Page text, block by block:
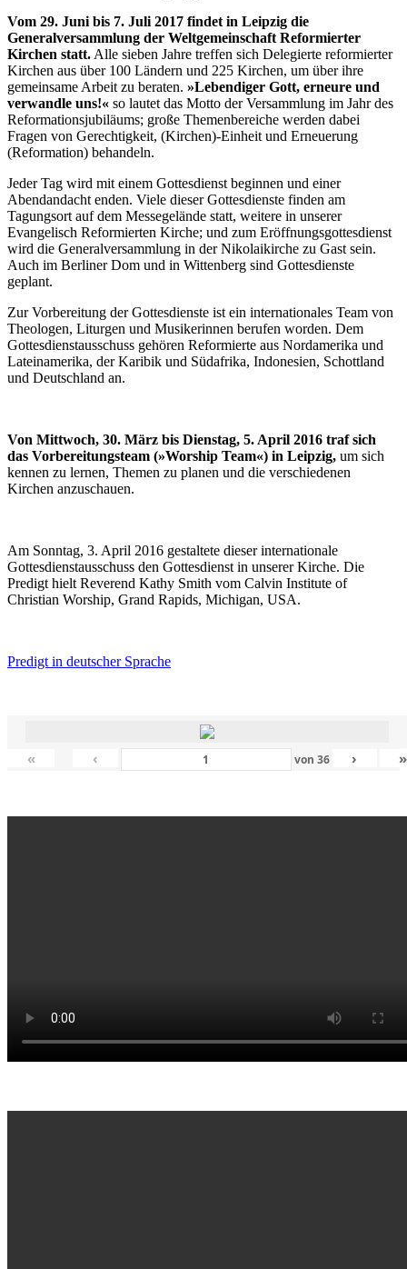
Vom 29. Juni bis 7. Juli 2017 findet in Leipzig die
Generalversammlung der Weltgemeinschaft Reformierter
Kirchen statt.Alle sieben Jahre treffen sich Delegierte reformierter
Kirchen aus über 100 Ländern und 225 Kirchen, um über ihre
gemeinsame Arbeit zu beraten. »Lebendiger Gott, erneure und
verwandle uns!« so lautet das Motto der Versammlung im Jahr des
Reformationsjubiläums; große Themenbereiche werden dabei
Fragen von Gerechtigkeit, (Kirchen)-Einheit und Erneuerung
(Reformation) behandeln.
Jeder Tag wird mit einem Gottesdienst beginnen und einer
Abendandacht enden. Viele dieser Gottesdienste finden am
Tagungsort auf dem Messegelände statt, weitere in unserer
Evangelisch Reformierten Kirche; und zum Eröffnungsgottesdienst
wird die Generalversammlung in der Nikolaikirche zu Gast sein.
Auch im Berliner Dom und in Wittenberg sind Gottesdienste
geplant.
Zur Vorbereitung der Gottesdienste ist ein internationales Team von
Theologen, Liturgen und Musikerinnen berufen worden. Dem
Gottesdienstausschuss gehören Reformierte aus Nordamerika und
Lateinamerika, der Karibik und Südafrika, Indonesien, Schottland
und Deutschland an.
Von Mittwoch, 30. März bis Dienstag, 5. April 2016 traf sich
das Vorbereitungsteam (»Worship Team«) in Leipzig, um sich
kennen zu lernen, Themen zu planen und die verschiedenen
Kirchen anzuschauen.
Am Sonntag, 3. April 2016 gestaltete dieser internationale
Gottesdienstausschuss den Gottesdienst in unserer Kirche. Die
Predigt hielt Reverend Kathy Smith vom Calvin Institute of
Christian Worship, Grand Rapids, Michigan, USA.
Predigt in deutscher Sprache
« ‹ von 36 › »